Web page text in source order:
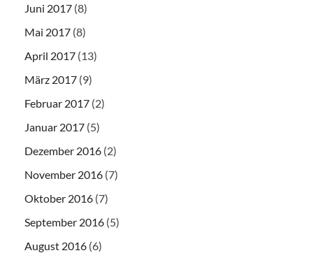
Juni 2017 (8)
Mai 2017 (8)
April 2017 (13)
März 2017 (9)
Februar 2017 (2)
Januar 2017 (5)
Dezember 2016 (2)
November 2016 (7)
Oktober 2016 (7)
September 2016 (5)
August 2016 (6)